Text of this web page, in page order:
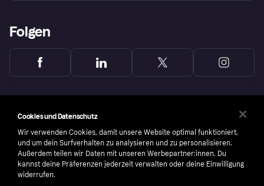
Folgen
Cookies und Datenschutz
Wir verwenden Cookies, damit unsere Website optimal funktioniert,
und um dein Surfverhalten zu analysieren und zu personalisieren.
Außerdem teilen wir Daten mit unseren Werbepartner:innen. Du
kannst deine Präferenzen jederzeit verwalten oder deine Einwilligung
widerrufen.